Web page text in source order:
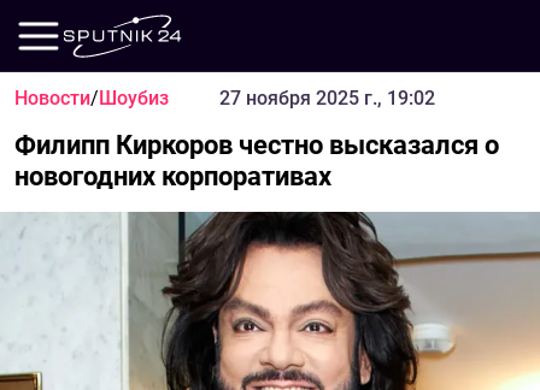
Новости/Шоубиз 27 ноября 2025 г., 19:02
Филипп Киркоров честно высказался о
новогодних корпоративах